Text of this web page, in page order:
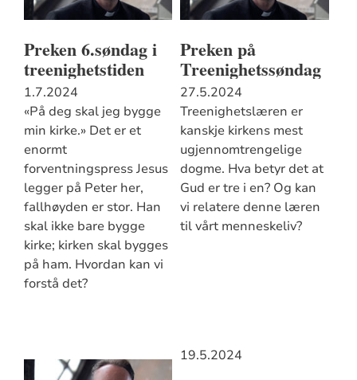
Preken 6.søndag i
treenighetstiden
1.7.2024
«På deg skal jeg bygge
min kirke.» Det er et
enormt
forventningspress Jesus
legger på Peter her,
fallhøyden er stor. Han
skal ikke bare bygge
kirke; kirken skal bygges
på ham. Hvordan kan vi
forstå det?
Preken på
Treenighetssøndag
27.5.2024
Treenighetslæren er
kanskje kirkens mest
ugjennomtrengelige
dogme. Hva betyr det at
Gud er tre i en? Og kan
vi relatere denne læren
til vårt menneskeliv?
19.5.2024